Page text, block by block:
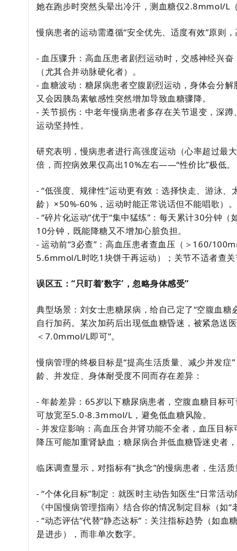
她在跑步时突然头晕出冷汗，测血糖仅2.8mmol/L
慢病患者的运动需遵循“安全优先、适度有效”原则
- 血压骤升：高血压患者剧烈运动时，交感神经兴
（尤其合并动脉硬化者）。
- 血糖波动：糖尿病患者空腹剧烈运动，身体会分
又会因胰岛素敏感性突然增加导致血糖骤降。
- 关节损伤：中老年慢病患者多存在关节退变，深
运动坚持性。
研究表明，慢病患者进行高强度运动（心率超过最
倍，而控病效果仅高出10%左右——“性价比”极低。
- “低强度、规律性”运动更有效：选择快走、游泳
龄）×50%-60%，运动时能正常说话但不能唱歌）。
- “碎片化运动”优于“集中猛练”：每天累计30分钟
10分钟，既能降糖又不增加心脏负担。
- 运动前“3必查”：高血压患者查血压（＞160/
5.6mmol/L时吃1块饼干再运动）；关节不适者查关
误区五：“只盯着‘数字’，忽略身体感受”
典型场景：刘女士患糖尿病，给自己定了“空腹血
自行加药。某次加药后出现低血糖昏迷，被紧急送
＜7.0mmol/L即可”。
慢病管理的终极目标是“提高生活质量、减少并发症
龄、并发症、身体耐受度不同而存在差异：
- 年龄差异：65岁以下糖尿病患者，空腹血糖目标
可放宽至5.0-8.3mmol/L，避免低血糖风险。
- 并发症影响：高血压合并肾功能不全者，血压目
降压可能加重肾缺血；糖尿病合并低血糖昏迷史者
临床调查显示，对指标有“执念”的慢病患者，生活
- “个体化目标”制定：就医时主动告知医生“日常活
《中国慢病管理指南》结合你的情况制定目标（如“
- “动态评估”代替“静态达标”：关注指标趋势（如
是进步），而非单次数字。